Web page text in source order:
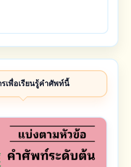
เพื่อเรียนรู้คำศัพท์นี้